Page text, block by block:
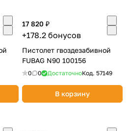
17 820 ₽
+178.2 бонусов
Пистолет гвоздезабивной
FUBAG N90 100156
0 0 ДостаточноКод. 57149
В корзину
раз в 2 недели